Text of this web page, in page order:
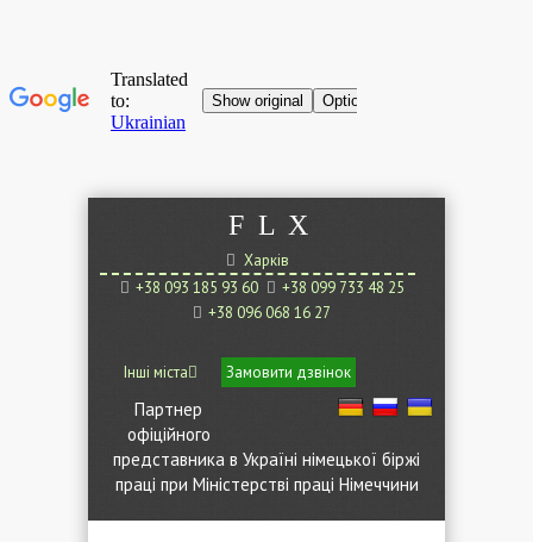
F L X
Харків
+38 093 185 93 60
+38 099 733 48 25
+38 096 068 16 27
Інші міста Замовити дзвінок
Партнер
офіційного
представника в Україні німецької біржі
праці при Міністерстві праці Німеччини